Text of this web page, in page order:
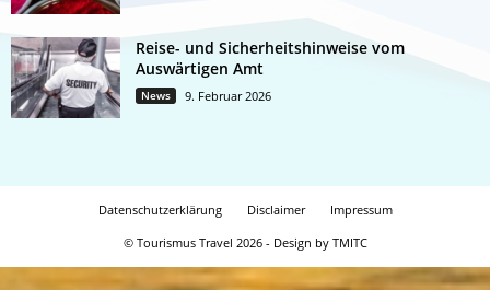
Reise- und Sicherheitshinweise vom
Auswärtigen Amt
News 9. Februar 2026
Datenschutzerklärung Disclaimer
Impressum
© Tourismus Travel 2026 - Design by TMITC